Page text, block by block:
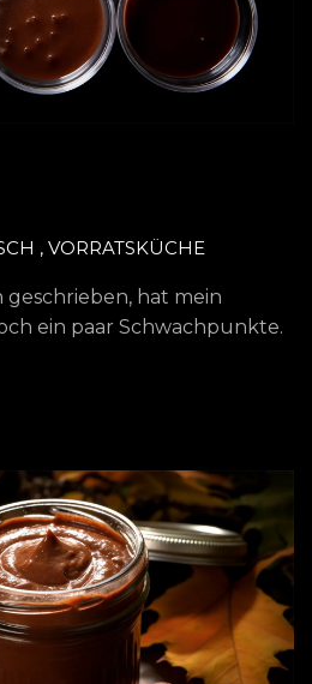
, VORRATSKÜCHE
hat mein
ein paar Schwachpunkte.